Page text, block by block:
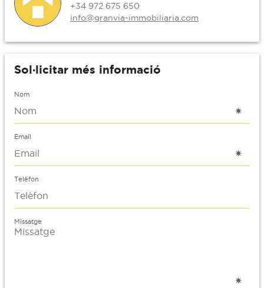
+34 972 675 650
info@granvia-immobiliaria.com
Sol·licitar més informació
Nom
Email
Telèfon
Missatge